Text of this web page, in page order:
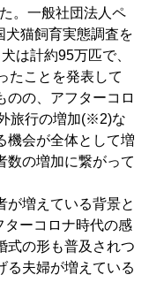
。一般社団法人ペ
犬猫飼育実態調査を
は計約95万匹で、
たことを発表して
のの、アフターコロ
旅行の増加(※2)な
機会が全体として増
数の増加に繋がって
が増えている背景と
ターコロナ時代の感
式の形も普及されつ
る夫婦が増えている